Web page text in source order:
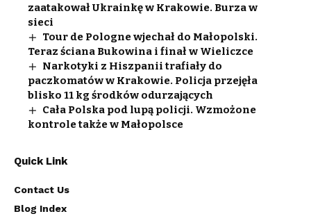
zaatakował Ukrainkę w Krakowie. Burza w
sieci
Tour de Pologne wjechał do Małopolski.
Teraz ściana Bukowina i finał w Wieliczce
Narkotyki z Hiszpanii trafiały do
paczkomatów w Krakowie. Policja przejęła
blisko 11 kg środków odurzających
Cała Polska pod lupą policji. Wzmożone
kontrole także w Małopolsce
Quick Link
Contact Us
Blog Index